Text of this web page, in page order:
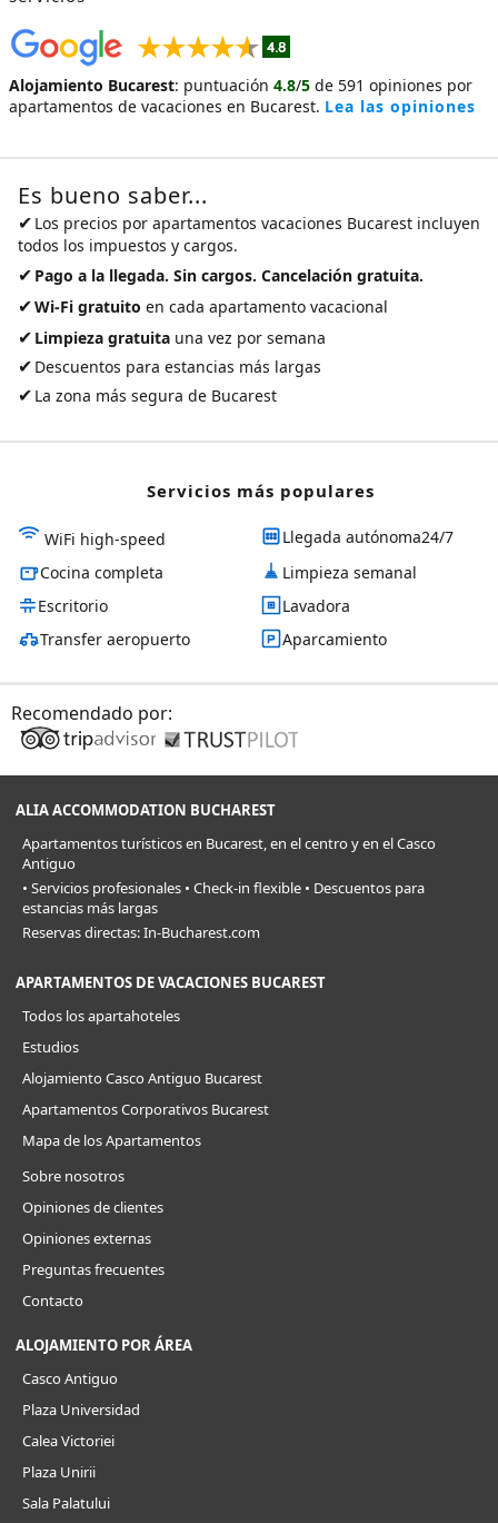
Alojamiento Bucarest: puntuación 4.8/5 de 591 opiniones por
apartamentos de vacaciones en Bucarest. Lea las opiniones
Es bueno saber...
✔ Los precios por apartamentos vacaciones Bucarest incluyen
todos los impuestos y cargos.
✔ Pago a la llegada. Sin cargos. Cancelación gratuita.
✔Wi-Fi gratuito en cada apartamento vacacional
✔ Limpieza gratuita una vez por semana
✔ Descuentos para estancias más largas
✔ La zona más segura de Bucarest
Servicios más populares
WiFi high-speed
Llegada autónoma24/7
Cocina completa
Limpieza semanal
Escritorio
Lavadora
Transfer aeropuerto
Aparcamiento
Recomendado por:
ALIA ACCOMMODATION BUCHAREST
Apartamentos turísticos en Bucarest, en el centro y en el Casco
Antiguo
• Servicios profesionales • Check-in flexible • Descuentos para
estancias más largas
Reservas directas: In-Bucharest.com
APARTAMENTOS DE VACACIONES BUCAREST
Todos los apartahoteles
Estudios
Alojamiento Casco Antiguo Bucarest
Apartamentos Corporativos Bucarest
Mapa de los Apartamentos
Sobre nosotros
Opiniones de clientes
Opiniones externas
Preguntas frecuentes
Contacto
ALOJAMIENTO POR ÁREA
Casco Antiguo
Plaza Universidad
Calea Victoriei
Plaza Unirii
Sala Palatului